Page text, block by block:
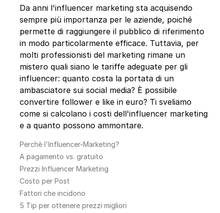
Da anni l'influencer marketing sta acquisendo
sempre più importanza per le aziende, poiché
permette di raggiungere il pubblico di riferimento
in modo particolarmente efficace. Tuttavia, per
molti professionisti del marketing rimane un
mistero quali siano le tariffe adeguate per gli
influencer: quanto costa la portata di un
ambasciatore sui social media? È possibile
convertire follower e like in euro? Ti sveliamo
come si calcolano i costi dell'influencer marketing
e a quanto possono ammontare.
Perchè l'Influencer-Marketing?
A pagamento vs. gratuito
Prezzi Influencer Marketing
Costo per Post
Fattori che incidono
5 Tip per ottenere prezzi migliori